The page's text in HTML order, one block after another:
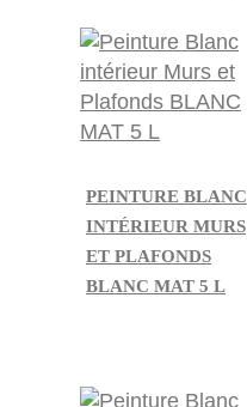
PEINTURE BLANC
INTÉRIEUR MURS
ET PLAFONDS
BLANC MAT 5 L